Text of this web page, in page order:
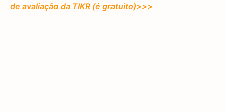
de avaliação da TIKR (é gratuito)>>>